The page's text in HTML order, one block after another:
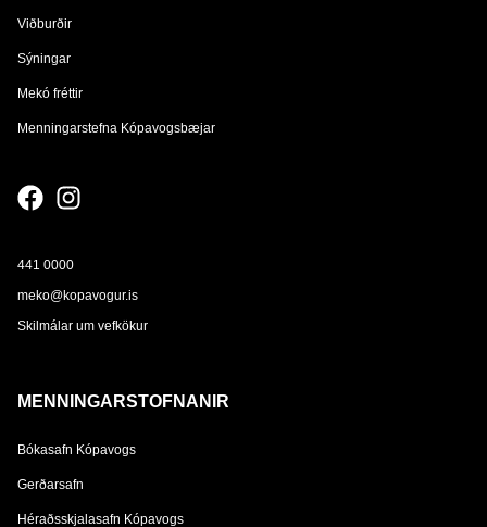
Viðburðir
Sýningar
Mekó fréttir
Menningarstefna Kópavogsbæjar
441 0000
meko@kopavogur.is
Skilmálar um vefkökur
MENNINGARSTOFNANIR
Bókasafn Kópavogs
Gerðarsafn
Héraðsskjalasafn Kópavogs